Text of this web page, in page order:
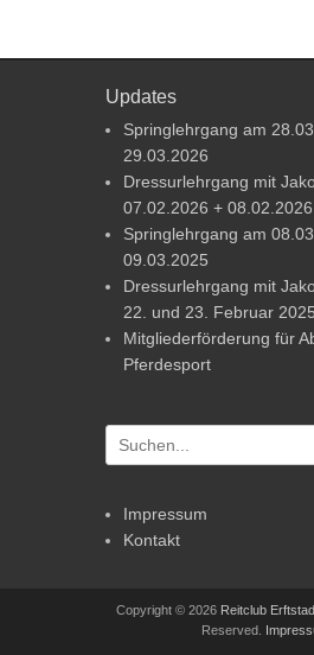
Updates
Springlehrgang am
29.03.2026
Dressurlehrgang mit
07.02.2026 + 08.02.2026
Springlehrgang am
09.03.2025
Dressurlehrgang mit
22. und 23. Februar 2025
Mitgliederförderung für
Pferdesport
Suchen
nach:
Impressum
Kontakt
Copyright © 2026 Reitclub
Reserved.